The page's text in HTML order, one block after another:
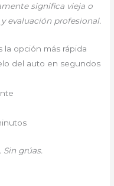
significa vieja o
evaluación profesional.
opción más rápida
del auto en segundos
grúas.